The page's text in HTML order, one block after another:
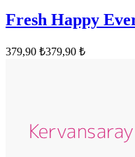
Fresh Happy
379,90 ₺379,90 ₺